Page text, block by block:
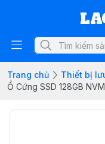
Trang chủ Thiết bị
Ổ Cứng SSD 128GB